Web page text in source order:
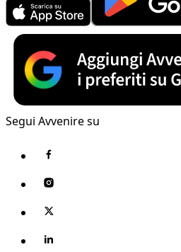
Segui Avvenire su